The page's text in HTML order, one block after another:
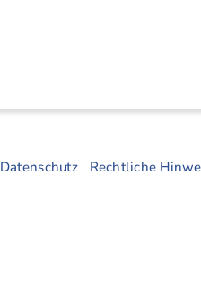
Datenschutz Rechtliche